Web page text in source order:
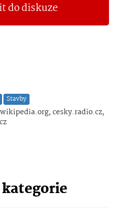
do diskuze
Stavby
cesky.radio.cz,